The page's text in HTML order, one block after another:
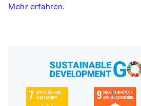
Mehr erfahren.